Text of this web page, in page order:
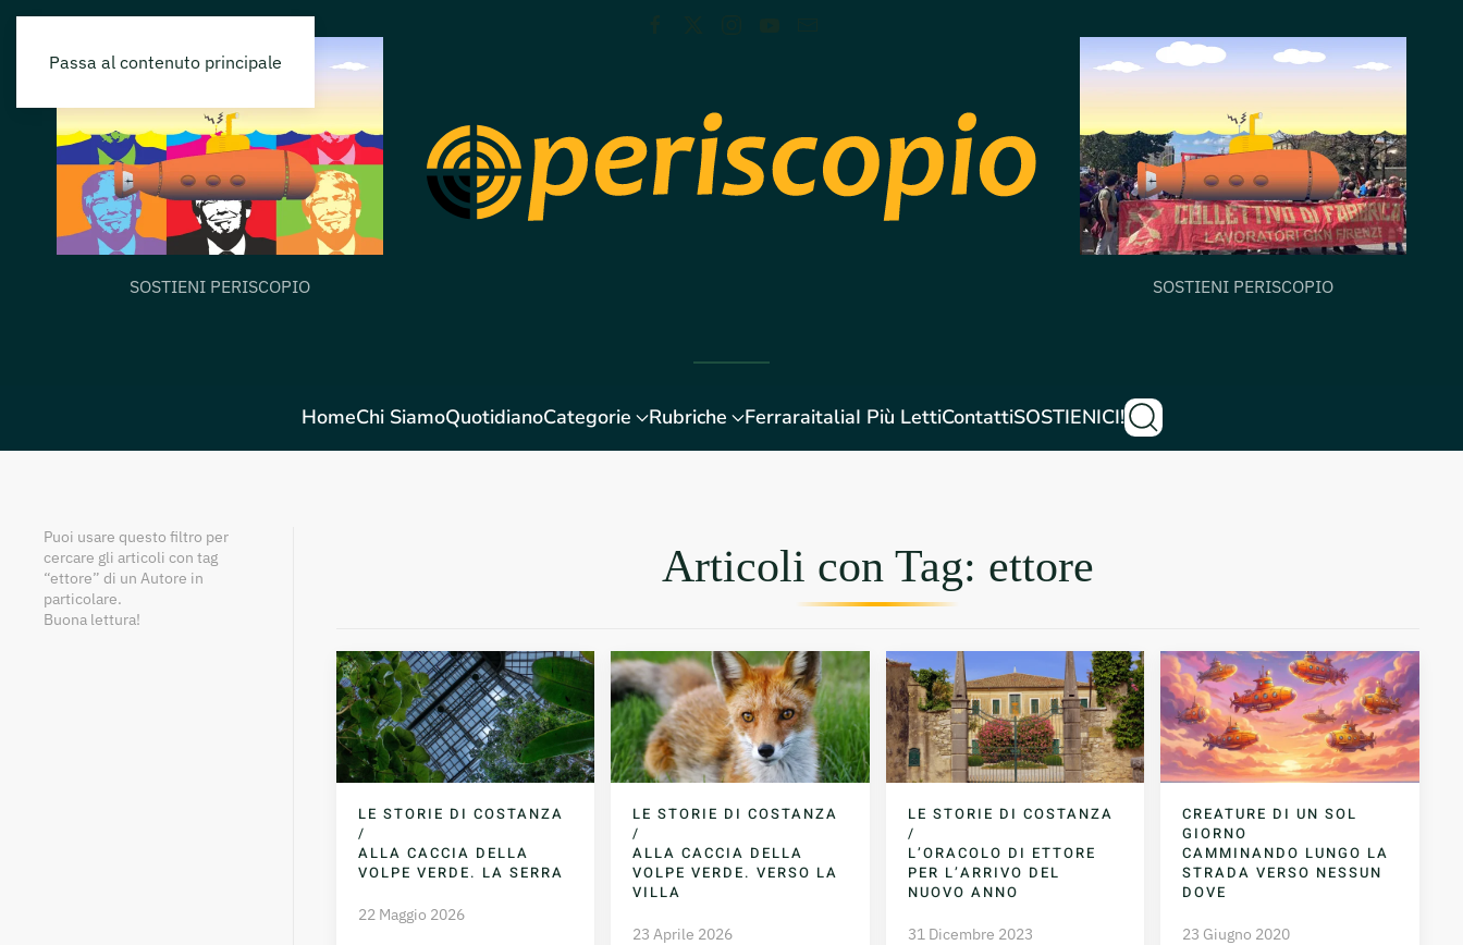
Passa al contenuto principale
SOSTIENI PERISCOPIO SOSTIENI PERISCOPIO
HomeChi SiamoQuotidianoCategorie Rubriche FerraraitaliaI Più LettiContattiSOSTIENICI!
Puoi usare questo filtro per
cercare gli articoli con tag
“ettore” di un Autore in
particolare.
Buona lettura!
Articoli con Tag: ettore
LE STORIE DI COSTANZA
/
ALLA CACCIA DELLA
VOLPE VERDE. LA SERRA
22 Maggio 2026
LE STORIE DI COSTANZA
/
ALLA CACCIA DELLA
VOLPE VERDE. VERSO LA
VILLA
23 Aprile 2026
LE STORIE DI COSTANZA
/
L’ORACOLO DI ETTORE
PER L’ARRIVO DEL
NUOVO ANNO
31 Dicembre 2023
CREATURE DI UN SOL
GIORNO
CAMMINANDO LUNGO LA
STRADA VERSO NESSUN
DOVE
23 Giugno 2020